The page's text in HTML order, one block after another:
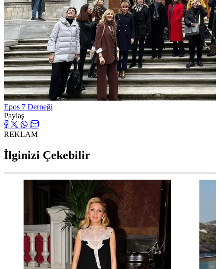
Epos 7 Derneği
Paylaş
REKLAM
İlginizi Çekebilir